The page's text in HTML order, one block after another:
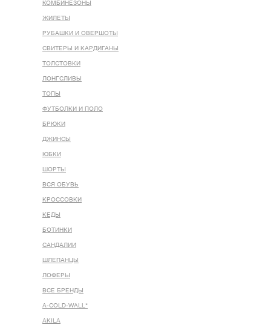
КОМБИНЕЗОНЫ
ЖИЛЕТЫ
РУБАШКИ И ОВЕРШОТЫ
СВИТЕРЫ И КАРДИГАНЫ
ТОЛСТОВКИ
ЛОНГСЛИВЫ
ТОПЫ
ФУТБОЛКИ И ПОЛО
БРЮКИ
ДЖИНСЫ
ЮБКИ
ШОРТЫ
ВСЯ ОБУВЬ
КРОССОВКИ
КЕДЫ
БОТИНКИ
САНДАЛИИ
ШЛЕПАНЦЫ
ЛОФЕРЫ
ВСЕ БРЕНДЫ
A-COLD-WALL*
AKILA